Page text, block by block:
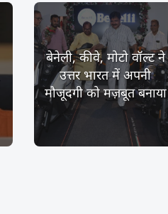
बेनेली, कीवे, मोटो वॉल्ट ने
उत्तर भारत में अपनी
मौजूदगी को मज़बूत बनाया